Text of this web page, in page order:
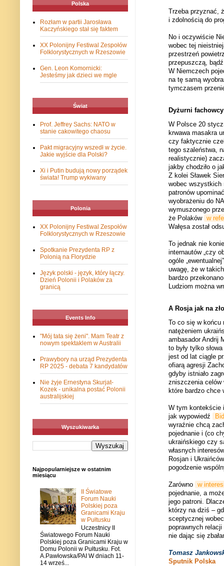
Trzeba przyznać,
i zdolnością do
No i oczywiście
wobec tej
przestrzeń
przepuszczą,
W Niemczech
na tę samą
tymczasem
Dyżurni
W Polsce 20
krwawa masakra
czy faktycznie
tego szaleństwa,
realistycznie)
jakby chodziło o
Z kolei Sławek
wobec wszystkich
patronów
wyobrażeniu do
wymuszonego
że Polaków w
Wałęsa został
To jednak nie
internautów „czy
ogóle
uwagę, że w
bardzo
Ludziom można
A Rosja jak na
To co się w końcu
natężeniem
ambasador Andrij
to były tylko
jest od lat ciągle
ofiarą agresji
gdyby istniało
zniszczenia celów
które bardzo chce
W tym kontekście
jak wypowiedź
wyraźnie chcą
pojednanie i (co
ukraińskiego czy
własnych
Rosjan i
pogodzenie
Zarówno w
pojednanie, a
jego patroni.
którzy na dziś –
sceptycznej
poprawnych
nie dając się
Tomasz
Sputnik Polska
Polska
Rozłam w partii Jarosława
Kaczyńskiego stał się faktem
XX Polonijny Festiwal Zespołów
Folklorystycznych w Rzeszowie
Gen. Leon Komornicki:
Jesteśmy jak dzieci we mgle
Świat
Prof. Jeffrey Sachs: NATO w
stanie cakowitego chaosu
Pakt migracyjny wszedł w życie.
Jakie wyjście dla Polski?
Xi i Putin budują nowy porządek
świata! Trump wykiwany
Polonia
XX Polonijny Festiwal Zespołów
Folklorystycznych w Rzeszowie
Spotkanie Prezydenta RP z
Polonią na Florydzie
Język polski - język, który łączy.
Dzień Polonii i Polaków za
granicą
Events Info
"Mój tata się żeni". Mam Teatr z
nowym spektaklem w Australii
Prawybory na urząd Prezydenta
RP 2025 - debata 7 kandydatów
Nie żyje Ernestyna Skurjat-
Kozek - unikalna postać Polonii
australijskiej
Wyszukiwarka
Najpopularniejsze w ostatnim
miesiącu
II Światowe
Forum Nauki
Polskiej poza
Granicami Kraju
w Pułtusku
Uczestnicy II
Światowego Forum Nauki
Polskiej poza Granicami Kraju w
Domu Polonii w Pułtusku. Fot.
A.Pawłowska/PAI W dniach 11-
14 wrześ...